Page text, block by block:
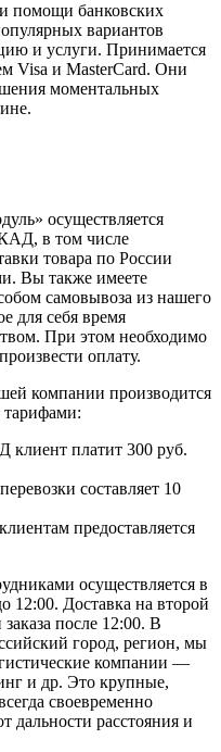
помощи банковских
вариантов
и услуги. Принимается
Visa и MasterCard. Они
моментальных
осуществляется
в том числе
товара по России
Вы также имеете
самовывоза из нашего
для себя время
При этом необходимо
оплату.
компании производится
тарифами:
платит 300 руб.
составляет 10
предоставляется
осуществляется в
12:00. Доставка на второй
после 12:00. В
город, регион, мы
компании —
и др. Это крупные,
своевременно
дальности расстояния и